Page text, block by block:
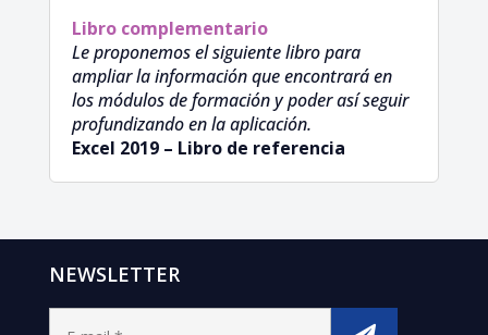
Libro complementario
Le proponemos el siguiente libro para
ampliar la información que encontrará en
los módulos de formación y poder así seguir
profundizando en la aplicación.
Excel 2019 – Libro de referencia
NEWSLETTER